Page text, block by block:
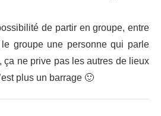
de partir en groupe, entre
groupe une personne qui parle
ça ne prive pas les autres de lieux
plus un barrage 🙂